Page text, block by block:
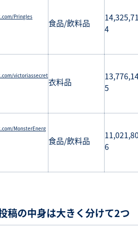
Pringles
食品/飲料品
4
victoriassecret
衣料品
5
MonsterEnerg
食品/飲料品
6
の中身は大きく分けて2つ